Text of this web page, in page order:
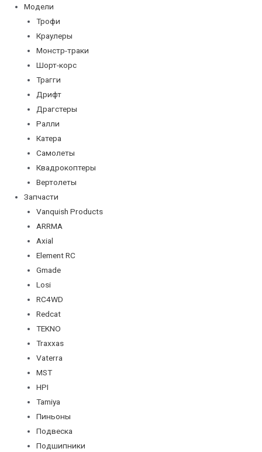
Модели
Трофи
Краулеры
Монстр-траки
Шорт-корс
Трагги
Дрифт
Драгстеры
Ралли
Катера
Самолеты
Квадрокоптеры
Вертолеты
Запчасти
Vanquish Products
ARRMA
Axial
Element RC
Gmade
Losi
RC4WD
Redcat
TEKNO
Traxxas
Vaterra
MST
HPI
Tamiya
Пиньоны
Подвеска
Подшипники